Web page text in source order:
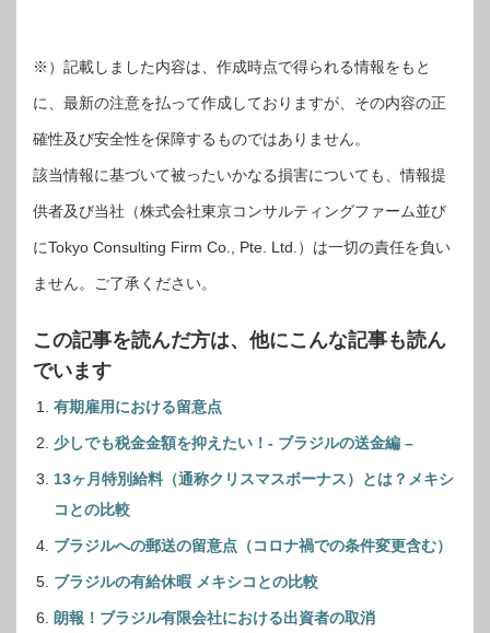
※）記載しました内容は、作成時点で得られる情報をもと
に、最新の注意を払って作成しておりますが、その内容の正
確性及び安全性を保障するものではありません。
該当情報に基づいて被ったいかなる損害についても、情報提
供者及び当社（株式会社東京コンサルティングファーム並び
にTokyo Consulting Firm Co., Pte. Ltd.）は一切の責任を負い
ません。ご了承ください。
この記事を読んだ方は、他にこんな記事も読ん
でいます
有期雇用における留意点
少しでも税金金額を抑えたい！- ブラジルの送金編 –
13ヶ月特別給料（通称クリスマスボーナス）とは？メキシ
コとの比較
ブラジルへの郵送の留意点（コロナ禍での条件変更含む）
ブラジルの有給休暇 メキシコとの比較
朗報！ブラジル有限会社における出資者の取消